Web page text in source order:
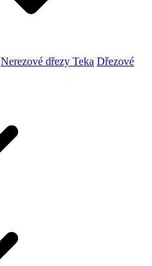
Nerezové dřezy Teka Dřezové